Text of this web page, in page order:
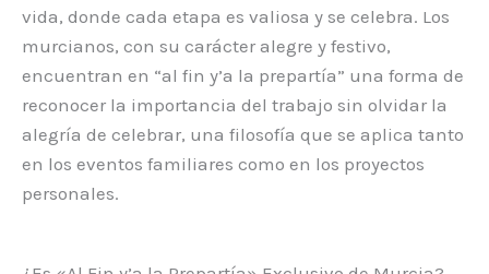
vida, donde cada etapa es valiosa y se celebra. Los
murcianos, con su carácter alegre y festivo,
encuentran en “al fin y’a la prepartía” una forma de
reconocer la importancia del trabajo sin olvidar la
alegría de celebrar, una filosofía que se aplica tanto
en los eventos familiares como en los proyectos
personales.